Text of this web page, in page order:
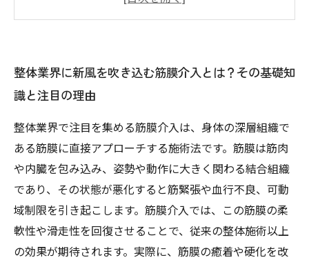
筋膜介入で変わる整体施術の現場：実際の施術
を科学的に検証する
筋膜介入が切り拓く整体の未来像：新たな施術
アプローチの展望
筋膜を理解して整体効果を最大化するためのポ
イント
整体施術と筋膜介入の融合で実現する健康的な
身体づくり
整体業界に新風を吹き込む筋膜介入とは？その基礎知
識と注目の理由
整体業界で注目を集める筋膜介入は、身体の深層組織で
ある筋膜に直接アプローチする施術法です。筋膜は筋肉
や内臓を包み込み、姿勢や動作に大きく関わる結合組織
であり、その状態が悪化すると筋緊張や血行不良、可動
域制限を引き起こします。筋膜介入では、この筋膜の柔
軟性や滑走性を回復させることで、従来の整体施術以上
の効果が期待されます。実際に、筋膜の癒着や硬化を改